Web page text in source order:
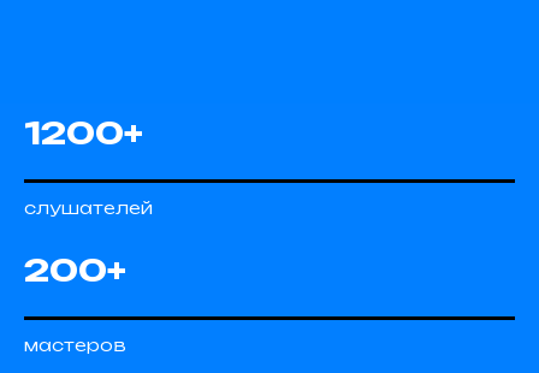
1200+
слушателей
200+
мастеров